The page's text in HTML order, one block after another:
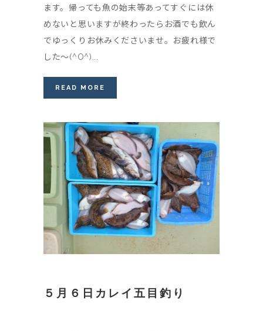
ます。帰っても魚の始末等あってすぐには休
めないと思いますが終わったらお酒でも飲ん
でゆっくりお休みくださいませ。お疲れ様で
した～(^O^)...
READ MORE
５月６日カレイ五目釣り